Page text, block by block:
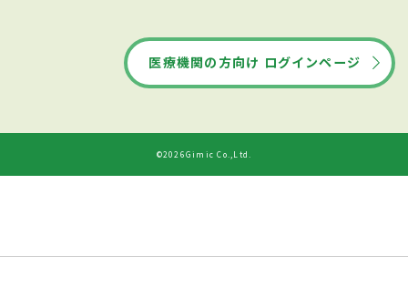
医療機関の方向け ログインページ
©2026Gimic Co.,Ltd.